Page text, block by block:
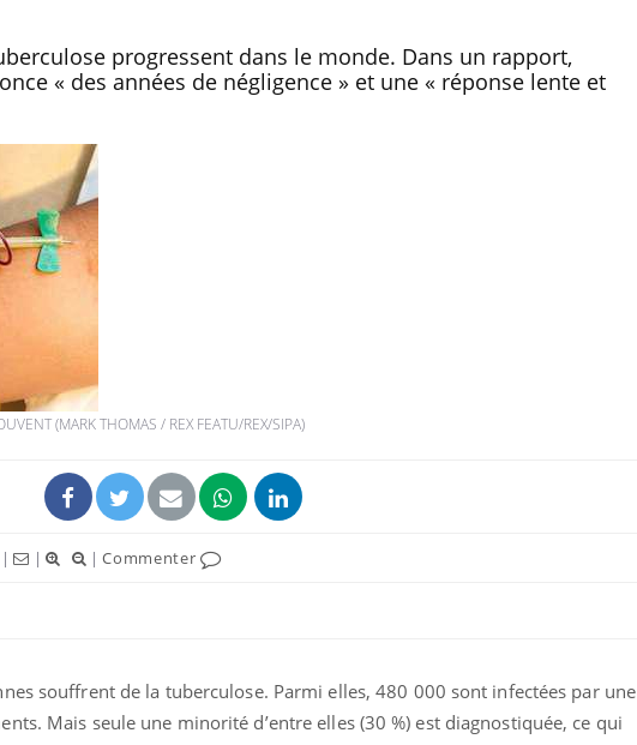
progressent dans le monde. Dans un rapport,
« des années de négligence » et une « réponse lente et
(MARK THOMAS / REX FEATU/REX/SIPA)
| | |Commenter
souffrent de la tuberculose. Parmi elles, 480 000 sont infectées par une
Mais seule une minorité d’entre elles (30 %) est diagnostiquée, ce qui
exercices physiques ?
Comment éviter une otite
pendant les vacances ?